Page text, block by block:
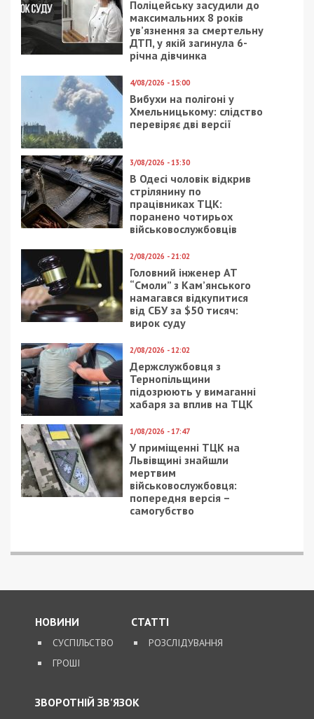
7/08/2026 - 13:30
Лікар з Дніпропетровщини організував схему
вивезення військовослужбовця з частини за 7 тисяч
доларів
ПОПУЛЯРНІ НОВИНИ
7/08/2026 - 15:00
На Закарпатті ТЦК
«списав» понад 1500
чоловік з військового
обліку, а документи
знищили, щоб прибрати
сліди
5/08/2026 - 21:31
Представився
“штрафбатом”: у Харкові
На Волині депутат-
посадовець Укрзалізниці
відряджав підлеглих
4/08/2026 - 18:00